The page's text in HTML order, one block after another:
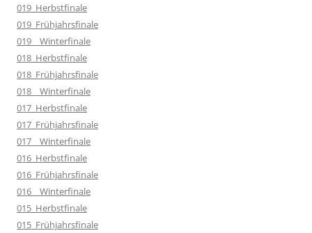
019_Herbstfinale
019_Frühjahrsfinale
019__Winterfinale
018_Herbstfinale
018_Frühjahrsfinale
018__Winterfinale
017_Herbstfinale
017_Frühjahrsfinale
017__Winterfinale
016_Herbstfinale
016_Frühjahrsfinale
016__Winterfinale
015_Herbstfinale
015_Frühjahrsfinale